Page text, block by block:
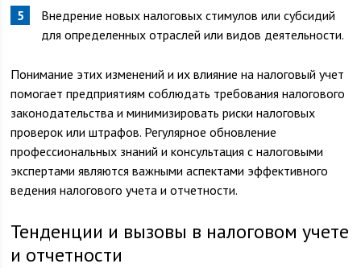
Внедрение новых налоговых стимулов или субсидий
для определенных отраслей или видов деятельности.
Понимание этих изменений и их влияние на налоговый учет
помогает предприятиям соблюдать требования налогового
законодательства и минимизировать риски налоговых
проверок или штрафов. Регулярное обновление
профессиональных знаний и консультация с налоговыми
экспертами являются важными аспектами эффективного
ведения налогового учета и отчетности.
Тенденции и вызовы в налоговом учете
и отчетности